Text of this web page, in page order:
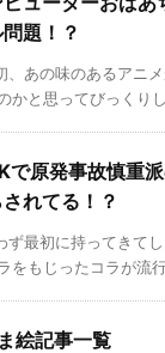
題！？
、あの味のあるアニ
かと思ってびっくり
原発事故慎重
れてる！？
ず最初に持ってきて
をもじったコラが流
絵記事一覧